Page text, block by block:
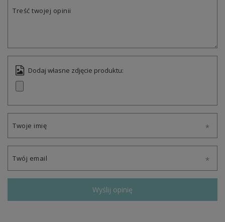
Treść twojej opinii
Dodaj własne zdjęcie produktu:
Twoje imię
Twój email
Wyślij opinię